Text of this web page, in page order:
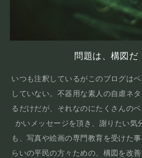
問題は、構図だ
いつも注釈しているがこのブログは
していない。不器用な素人の自虐ネ
るだけだが、それなのにたくさんの
かいメッセージを頂き、謝りたい気
も、写真や絵画の専門教育を受けた
らいの平民の方々ための、構図を改